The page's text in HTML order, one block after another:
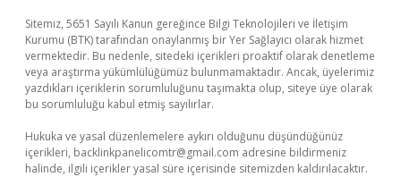
Sitemiz, 5651 Sayılı Kanun gereğince Bilgi Teknolojileri ve İletişim
Kurumu (BTK) tarafından onaylanmış bir Yer Sağlayıcı olarak hizmet
vermektedir. Bu nedenle, sitedeki içerikleri proaktif olarak denetleme
veya araştırma yükümlülüğümüz bulunmamaktadır. Ancak, üyelerimiz
yazdıkları içeriklerin sorumluluğunu taşımakta olup, siteye üye olarak
bu sorumluluğu kabul etmiş sayılırlar.
Hukuka ve yasal düzenlemelere aykırı olduğunu düşündüğünüz
içerikleri, backlinkpanelicomtr@gmail.com adresine bildirmeniz
halinde, ilgili içerikler yasal süre içerisinde sitemizden kaldırılacaktır.